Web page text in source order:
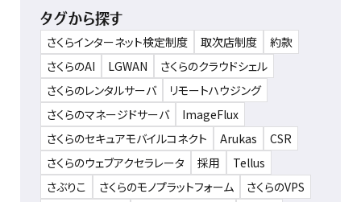
タグから探す
さくらインターネット検定制度 取次店制度
約款
さくらのAI
LGWAN
さくらのクラウドシェル
さくらのレンタルサーバ
リモートハウジング
さくらのマネージドサーバ
ImageFlux
さくらのセキュアモバイルコネクト
Arukas
CSR
さくらのウェブアクセラレータ
採用
Tellus
さぶりこ
さくらのモノプラットフォーム
さくらのVPS